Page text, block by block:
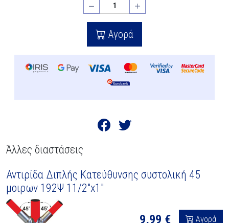
Αγορά
Άλλες διαστάσεις
Αντιρίδα Διπλής Κατεύθυνσης συστολική 45
μοιρων 192Ψ 11/2"x1"
9,99 € Αγορά